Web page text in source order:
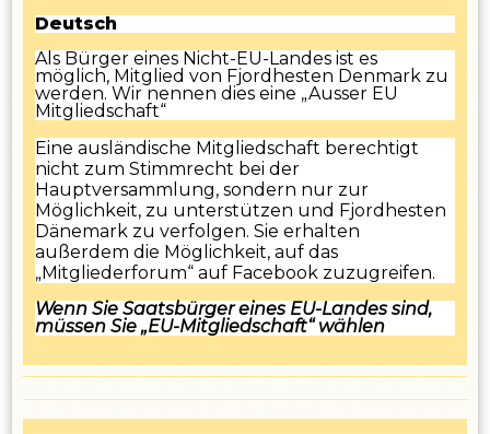
Deutsch
Als Bürger eines Nicht-EU-Landes ist es
möglich, Mitglied von Fjordhesten Denmark zu
werden. Wir nennen dies eine „Ausser EU
Mitgliedschaft“
Eine ausländische Mitgliedschaft berechtigt
nicht zum Stimmrecht bei der
Hauptversammlung, sondern nur zur
Möglichkeit, zu unterstützen und Fjordhesten
Dänemark zu verfolgen. Sie erhalten
außerdem die Möglichkeit, auf das
„Mitgliederforum“ auf Facebook zuzugreifen.
Wenn Sie Saatsbürger eines EU-Landes sind,
müssen Sie „EU-Mitgliedschaft“ wählen